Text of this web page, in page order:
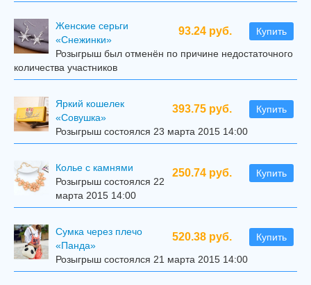
93.24 руб. Купить
Женские серьги
«Снежинки»
Розыгрыш был отменён по причине недостаточного
количества участников
393.75 руб. Купить
Яркий кошелек
«Совушка»
Розыгрыш состоялся 23 марта 2015 14:00
250.74 руб. Купить
Колье с камнями
Розыгрыш состоялся 22
марта 2015 14:00
520.38 руб. Купить
Сумка через плечо
«Панда»
Розыгрыш состоялся 21 марта 2015 14:00